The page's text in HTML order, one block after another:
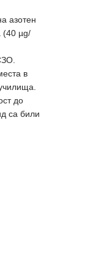
азотен
(40 µg/
в
до
са били